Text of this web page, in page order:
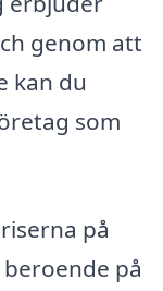
genom att
kan du
som
på
på